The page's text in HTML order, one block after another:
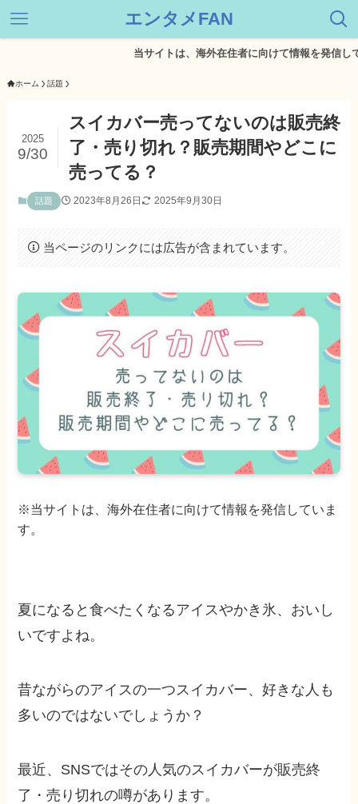
エンタメFAN
当サイトは、海外在住者に向けて情報を発信しています。
ホーム 話題
スイカバー売ってないのは販売終
了・売り切れ？販売期間やどこに
売ってる？
2025
9/30
話題 2023年8月26日 2025年9月30日
当ページのリンクには広告が含まれています。
※当サイトは、海外在住者に向けて情報を発信していま
す。
夏になると食べたくなるアイスやかき氷、おいし
いですよね。
昔ながらのアイスの一つスイカバー、好きな人も
多いのではないでしょうか？
最近、SNSではその人気のスイカバーが販売終
了・売り切れの噂があります。